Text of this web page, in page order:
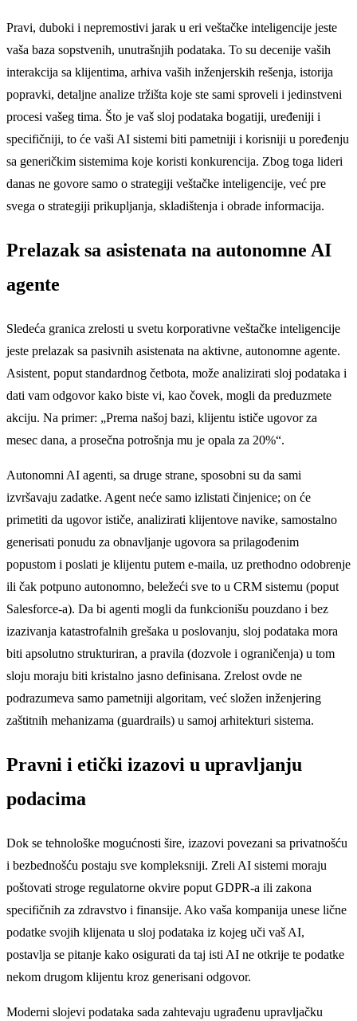
Pravi, duboki i nepremostivi jarak u eri veštačke inteligencije jeste
vaša baza sopstvenih, unutrašnjih podataka. To su decenije vaših
interakcija sa klijentima, arhiva vaših inženjerskih rešenja, istorija
popravki, detaljne analize tržišta koje ste sami sproveli i jedinstveni
procesi vašeg tima. Što je vaš sloj podataka bogatiji, uređeniji i
specifičniji, to će vaši AI sistemi biti pametniji i korisniji u poređenju
sa generičkim sistemima koje koristi konkurencija. Zbog toga lideri
danas ne govore samo o strategiji veštačke inteligencije, već pre
svega o strategiji prikupljanja, skladištenja i obrade informacija.
Prelazak sa asistenata na autonomne AI
agente
Sledeća granica zrelosti u svetu korporativne veštačke inteligencije
jeste prelazak sa pasivnih asistenata na aktivne, autonomne agente.
Asistent, poput standardnog četbota, može analizirati sloj podataka i
dati vam odgovor kako biste vi, kao čovek, mogli da preduzmete
akciju. Na primer: „Prema našoj bazi, klijentu ističe ugovor za
mesec dana, a prosečna potrošnja mu je opala za 20%“.
Autonomni AI agenti, sa druge strane, sposobni su da sami
izvršavaju zadatke. Agent neće samo izlistati činjenice; on će
primetiti da ugovor ističe, analizirati klijentove navike, samostalno
generisati ponudu za obnavljanje ugovora sa prilagođenim
popustom i poslati je klijentu putem e-maila, uz prethodno odobrenje
ili čak potpuno autonomno, beležeći sve to u CRM sistemu (poput
Salesforce-a). Da bi agenti mogli da funkcionišu pouzdano i bez
izazivanja katastrofalnih grešaka u poslovanju, sloj podataka mora
biti apsolutno strukturiran, a pravila (dozvole i ograničenja) u tom
sloju moraju biti kristalno jasno definisana. Zrelost ovde ne
podrazumeva samo pametniji algoritam, već složen inženjering
zaštitnih mehanizama (guardrails) u samoj arhitekturi sistema.
Pravni i etički izazovi u upravljanju
podacima
Dok se tehnološke mogućnosti šire, izazovi povezani sa privatnošću
i bezbednošću postaju sve kompleksniji. Zreli AI sistemi moraju
poštovati stroge regulatorne okvire poput GDPR-a ili zakona
specifičnih za zdravstvo i finansije. Ako vaša kompanija unese lične
podatke svojih klijenata u sloj podataka iz kojeg uči vaš AI,
postavlja se pitanje kako osigurati da taj isti AI ne otkrije te podatke
nekom drugom klijentu kroz generisani odgovor.
Moderni slojevi podataka sada zahtevaju ugrađenu upravljačku